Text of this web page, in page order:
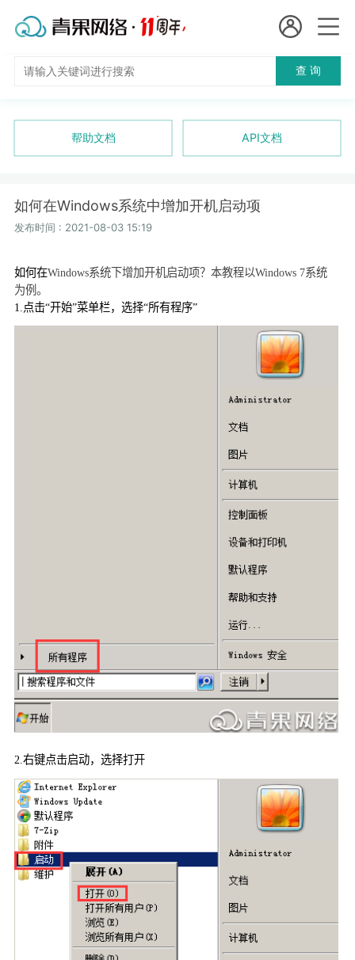
国
短效代理
隧道代理
独享代理
进入控制台
退出
查 询
帮助文档 API文档
如何在Windows系统中增加开机启动项
发布时间 : 2021-08-03 15:19
如何在Windows系统下增加开机启动项？本教程以Windows 7系统
为例。
1. 点击“开始”菜单栏，选择“所有程序”
2. 右键点击启动，选择打开